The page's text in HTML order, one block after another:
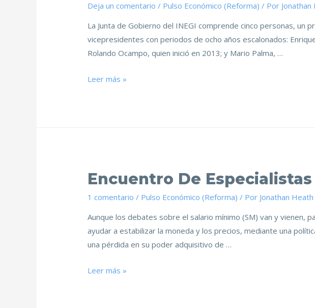
Deja un comentario / Pulso Económico (Reforma) / Por Jonathan
La Junta de Gobierno del INEGI comprende cinco personas, un
vicepresidentes con periodos de ocho años escalonados:
Rolando Ocampo, quien inició en 2013; y Mario Palma, …
Leer más »
Encuentro De
1 comentario / Pulso Económico (Reforma) / Por Jonathan Heath
Aunque los debates sobre el salario mínimo (SM) van y vienen,
ayudar a estabilizar la moneda y los precios, mediante una
una pérdida en su poder adquisitivo de …
Leer más »